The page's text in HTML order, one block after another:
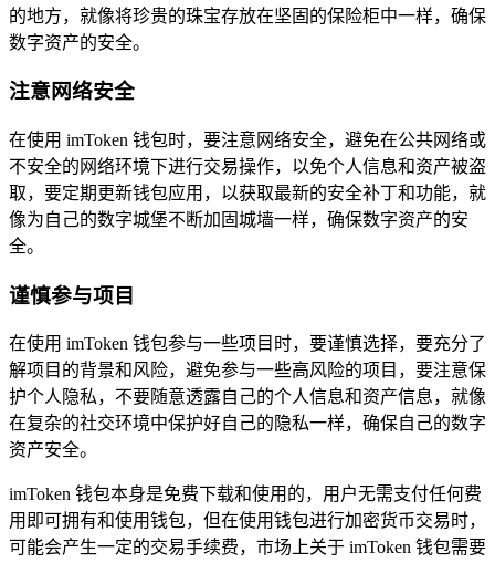
的地方，就像将珍贵的珠宝存放在坚固的保险柜中一样，确保
数字资产的安全。
注意网络安全
在使用 imToken 钱包时，要注意网络安全，避免在公共网络或
不安全的网络环境下进行交易操作，以免个人信息和资产被盗
取，要定期更新钱包应用，以获取最新的安全补丁和功能，就
像为自己的数字城堡不断加固城墙一样，确保数字资产的安
全。
谨慎参与项目
在使用 imToken 钱包参与一些项目时，要谨慎选择，要充分了
解项目的背景和风险，避免参与一些高风险的项目，要注意保
护个人隐私，不要随意透露自己的个人信息和资产信息，就像
在复杂的社交环境中保护好自己的隐私一样，确保自己的数字
资产安全。
imToken 钱包本身是免费下载和使用的，用户无需支付任何费
用即可拥有和使用钱包，但在使用钱包进行加密货币交易时，
可能会产生一定的交易手续费，市场上关于 imToken 钱包需要